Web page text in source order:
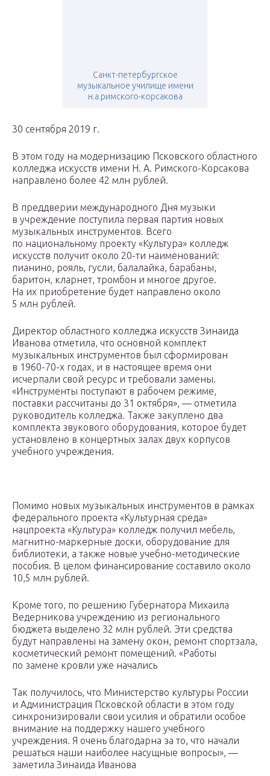
Санкт-петербургское
музыкальное училище имени
н.а.римского-корсакова
30 сентября 2019 г.
В этом году на модернизацию Псковского областного
колледжа искусств имени Н. А. Римского-Корсакова
направлено более 42 млн рублей.
В преддверии международного Дня музыки
в учреждение поступила первая партия новых
музыкальных инструментов. Всего
по национальному проекту «Культура» колледж
искусств получит около 20-ти наименований:
пианино, рояль, гусли, балалайка, барабаны,
баритон, кларнет, тромбон и многое другое.
На их приобретение будет направлено около
5 млн рублей.
Директор областного колледжа искусств Зинаида
Иванова отметила, что основной комплект
музыкальных инструментов был сформирован
в 1960-70-х годах, и в настоящее время они
исчерпали свой ресурс и требовали замены.
«Инструменты поступают в рабочем режиме,
поставки рассчитаны до 31 октября», — отметила
руководитель колледжа. Также закуплено два
комплекта звукового оборудования, которое будет
установлено в концертных залах двух корпусов
учебного учреждения.
Помимо новых музыкальных инструментов в рамках
федерального проекта «Культурная среда»
нацпроекта «Культура» колледж получил мебель,
магнитно-маркерные доски, оборудование для
библиотеки, а также новые учебно-методические
пособия. В целом финансирование составило около
10,5 млн рублей.
Кроме того, по решению Губернатора Михаила
Ведерникова учреждению из регионального
бюджета выделено 32 млн рублей. Эти средства
будут направлены на замену окон, ремонт спортзала,
косметический ремонт помещений. «Работы
по замене кровли уже начались
Так получилось, что Министерство культуры России
и Администрация Псковской области в этом году
синхронизировали свои усилия и обратили особое
внимание на поддержку нашего учебного
учреждения. Я очень благодарна за то, что начали
решаться наши наиболее насущные вопросы», —
заметила Зинаида Иванова